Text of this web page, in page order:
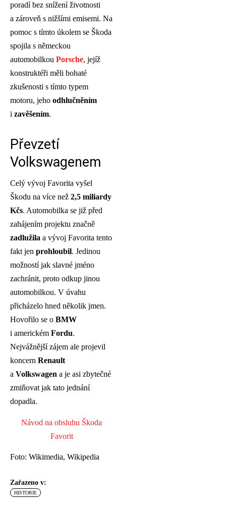
poradí bez snížení životnosti
a zároveň s nižšími emisemi. Na
pomoc s tímto úkolem se Škoda
spojila s německou
automobilkou Porsche, jejíž
konstruktéři měli bohaté
zkušenosti s tímto typem
motoru, jeho odhlučněním
i zavěšením.
Převzetí
Volkswagenem
Celý vývoj Favorita vyšel
Škodu na více než 2,5 miliardy
Kčs. Automobilka se již před
zahájením projektu značně
zadlužila a vývoj Favorita tento
fakt jen prohloubil. Jedinou
možností jak slavné jméno
zachránit, proto odkup jinou
automobilkou. V úvahu
přicházelo hned několik jmen.
Hovořilo se o BMW
i americkém Fordu.
Nejvážnější zájem ale projevil
koncern Renault
a Volkswagen a je asi zbytečné
zmiňovat jak tato jednání
dopadla.
Návod na obsluhu Škoda
Favorit
Foto: Wikimedia, Wikipedia
Zařazeno v:
HISTORIE